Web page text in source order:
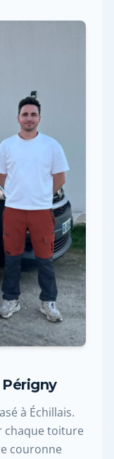
à Échillais.
chaque toiture
couronne